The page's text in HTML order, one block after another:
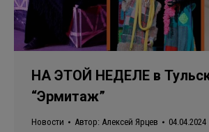
НА ЭТОЙ НЕДЕЛЕ в
“Эрмитаж”
Новости Автор: Алексей Ярцев
04.04.2024